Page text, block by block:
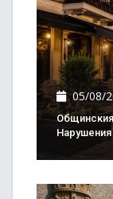
05/08/
Нарушения